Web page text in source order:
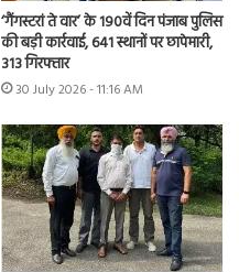
‘गैंगस्टरां ते वार’ के 190वें दिन पंजाब पुलिस
की बड़ी कार्रवाई, 641 स्थानों पर छापेमारी,
313 गिरफ्तार
30 July 2026 - 11:16 AM